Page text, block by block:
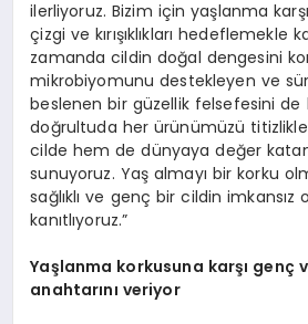
ilerliyoruz. Bizim için yaşlanma
çizgi ve kırışıklıkları hedeflemekle
zamanda cildin doğal dengesini
mikrobiyomunu destekleyen ve
beslenen bir güzellik felsefesini de
doğrultuda her ürünümüzü
cilde hem de dünyaya değer
sunuyoruz. Yaş almayı bir korku
sağlıklı ve genç bir cildin imkansız
kanıtlıyoruz.”
Yaşlanma korkusuna karşı genç
anahtarını veriyor